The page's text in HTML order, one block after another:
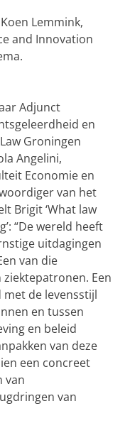
Lemmink,
and Innovation
Adjunct
en
Groningen
Angelini,
Economie en
van het
Brigit ‘What law
“De wereld heeft
uitdagingen
van die
Een
de levensstijl
en tussen
en beleid
van deze
een concreet
van
van